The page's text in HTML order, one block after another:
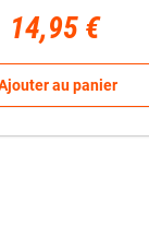
14,95 €
au panier